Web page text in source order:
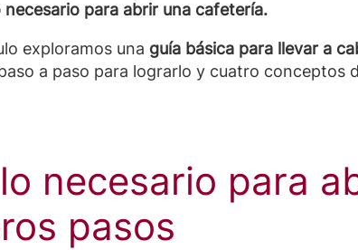
para abrir una cafetería.
exploramos una guía básica para llevar a
a paso para lograrlo y cuatro conceptos
necesario para
pasos